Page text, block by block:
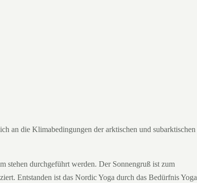
an die Klimabedingungen der arktischen und subarktischen
stehen durchgeführt werden. Der Sonnengruß ist zum
Entstanden ist das Nordic Yoga durch das Bedürfnis Yoga